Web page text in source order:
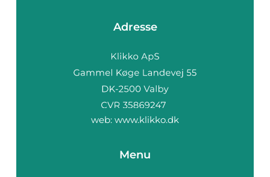
Adresse
web: www.klikko.dk
Menu